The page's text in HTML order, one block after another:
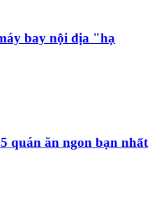
bay nội địa "hạ
quán ăn ngon bạn nhất